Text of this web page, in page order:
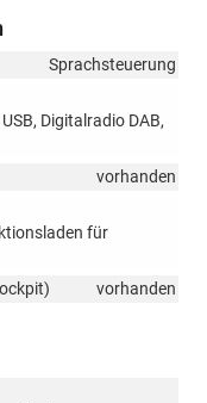
Sprachsteuerung
Digitalradio DAB,
vorhanden
für
vorhanden